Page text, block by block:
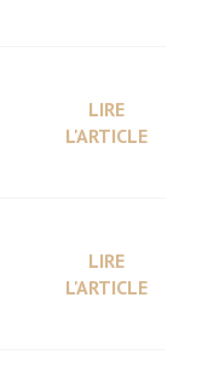
LIRE
L'ARTICLE
LIRE
L'ARTICLE